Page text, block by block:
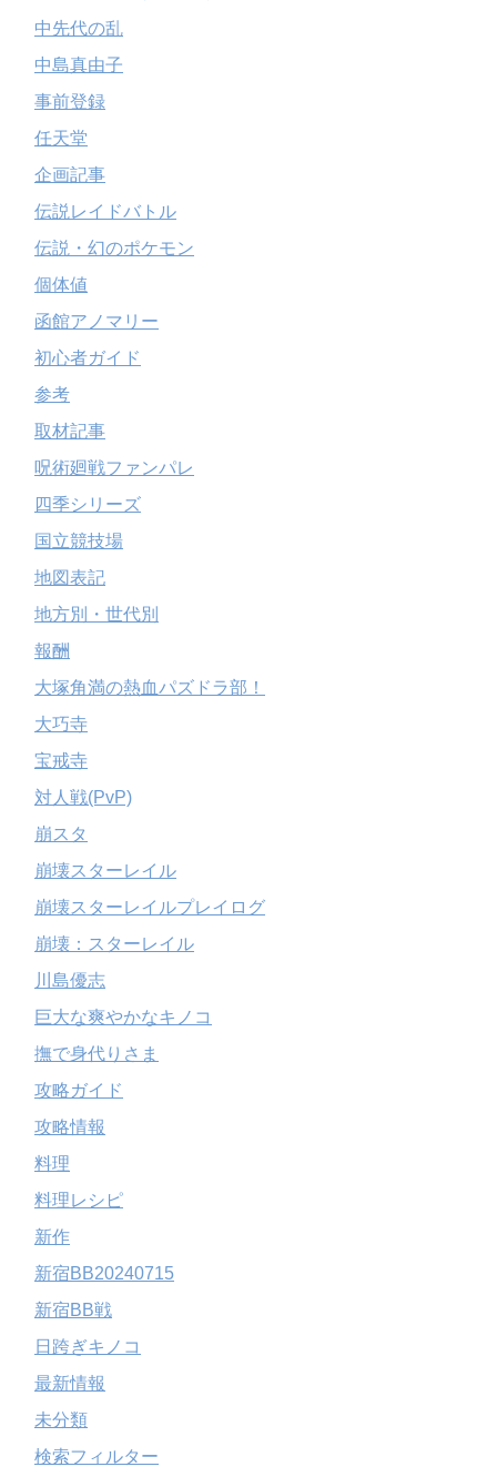
中先代の乱
中島真由子
事前登録
任天堂
企画記事
伝説レイドバトル
伝説・幻のポケモン
個体値
函館アノマリー
初心者ガイド
参考
取材記事
呪術廻戦ファンパレ
四季シリーズ
国立競技場
地図表記
地方別・世代別
報酬
大塚角満の熱血パズドラ部！
大巧寺
宝戒寺
対人戦(PvP)
崩スタ
崩壊スターレイル
崩壊スターレイルプレイログ
崩壊：スターレイル
川島優志
巨大な爽やかなキノコ
撫で身代りさま
攻略ガイド
攻略情報
料理
料理レシピ
新作
新宿BB20240715
新宿BB戦
日跨ぎキノコ
最新情報
未分類
検索フィルター